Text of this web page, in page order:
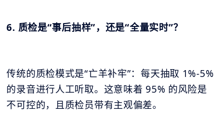
6. 质检是“事后抽样”，还是“全量实时”？
传统的质检模式是“亡羊补牢”：每天抽取 1%-5%
的录音进行人工听取。这意味着 95% 的风险是
不可控的，且质检员带有主观偏差。